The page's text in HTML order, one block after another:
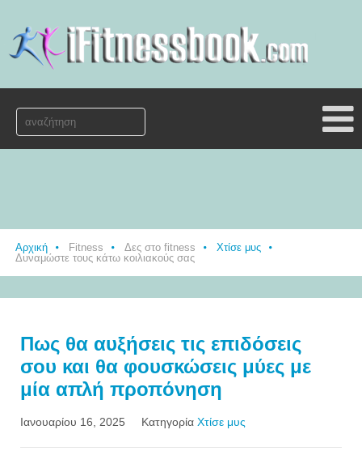
Αρχική Fitness Δες στο fitness
Χτίσε μυς
Δυναμώστε τους κάτω κοιλιακούς σας
Πως θα αυξήσεις τις επιδόσεις
σου και θα φουσκώσεις μύες με
μία απλή προπόνηση
Ιανουαρίου 16, 2025 Κατηγορία Χτίσε μυς